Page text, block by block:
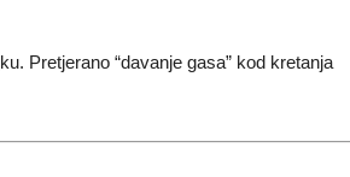
Pretjerano “davanje gasa” kod kretanja